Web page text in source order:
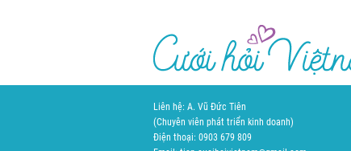
Liên hệ: A. Vũ Đức Tiên
(Chuyên viên phát triển kinh doanh)
Điện thoại: 0903 679 809